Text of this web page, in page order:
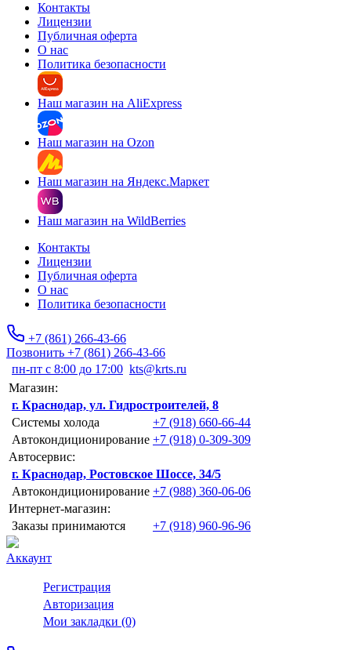
Контакты
Лицензии
Публичная оферта
О нас
Политика безопасности
Наш магазин на AliExpress
Наш магазин на Ozon
Наш магазин на Яндекс.Маркет
Наш магазин на WildBerries
Контакты
Лицензии
Публичная оферта
О нас
Политика безопасности
+7 (861) 266-43-66
Позвонить +7 (861) 266-43-66
пн-пт с 8:00 до 17:00 kts@krts.ru
Магазин:
г. Краснодар, ул. Гидростроителей, 8
Системы холода
+7 (918) 660-66-44
Автокондиционирование +7 (918) 0-309-309
Автосервис:
г. Краснодар, Ростовское Шоссе, 34/5
Автокондиционирование +7 (988) 360-06-06
Интернет-магазин:
Заказы принимаются
+7 (918) 960-96-96
Аккаунт
Регистрация
Авторизация
Мои закладки (0)